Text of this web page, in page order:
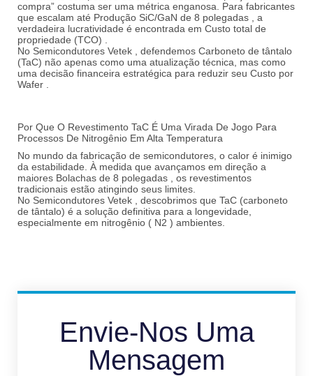
compra” costuma ser uma métrica enganosa. Para fabricantes
que escalam até Produção SiC/GaN de 8 polegadas
, a
verdadeira lucratividade é encontrada em Custo total de
propriedade (TCO)
No Semicondutores Vetek , defendemos Carboneto de tântalo
(TaC) não apenas como uma atualização técnica, mas como
uma decisão financeira estratégica para reduzir seu Custo por
Wafer
Por Que O Revestimento TaC É Uma Virada De Jogo Para
Processos De Nitrogênio Em Alta Temperatura
No mundo da fabricação de semicondutores, o calor é inimigo
da estabilidade. À medida que avançamos em direção a
maiores Bolachas de 8 polegadas
, os revestimentos
tradicionais estão atingindo seus limites.
No Semicondutores Vetek , descobrimos que TaC (carboneto
de tântalo) é a solução definitiva para a longevidade,
especialmente em nitrogênio ( N2 ) ambientes.
Envie-Nos Uma
Mensagem